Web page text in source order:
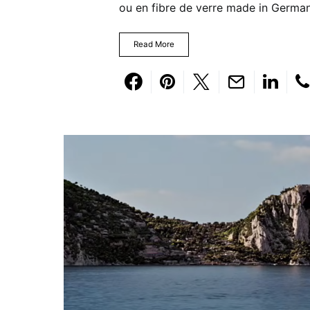
ou en fibre de verre made in
Read More